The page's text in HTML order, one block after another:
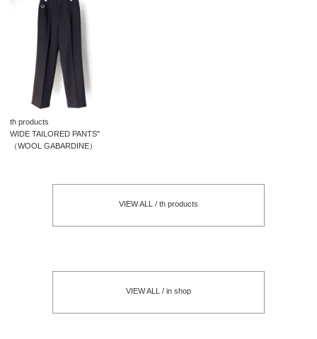
th products
WIDE TAILORED PANTS"
（WOOL GABARDINE）
VIEW ALL / th products
VIEW ALL / in shop